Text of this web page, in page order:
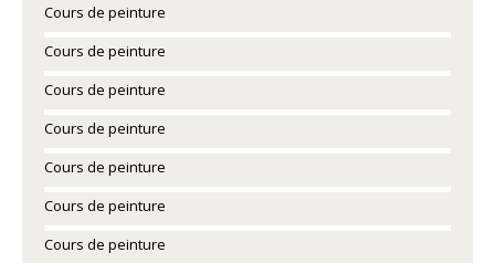
Cours de peinture
Cours de peinture
Cours de peinture
Cours de peinture
Cours de peinture
Cours de peinture
Cours de peinture